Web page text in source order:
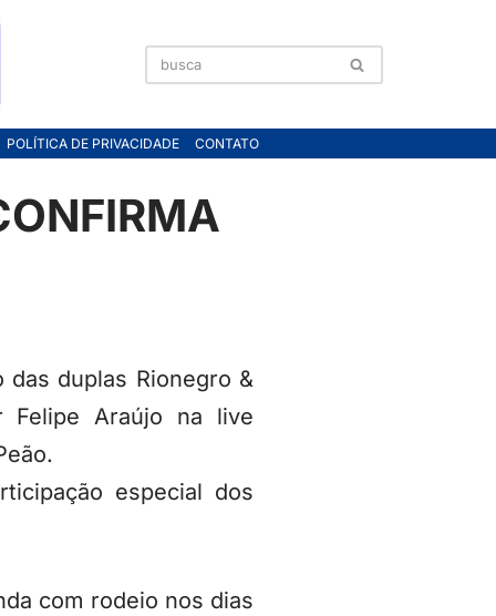
POLÍTICA DE PRIVACIDADE CONTATO
duplas Rionegro &
Felipe Araújo na live
especial dos
com rodeio nos dias